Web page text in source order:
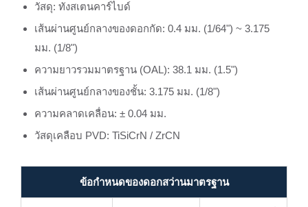
วัสดุ: ทังสเตนคาร์ไบด์
เส้นผ่านศูนย์กลางของดอกกัด: 0.4 มม. (1/64") ~ 3.175
มม. (1/8")
ความยาวรวมมาตรฐาน (OAL): 38.1 มม. (1.5")
เส้นผ่านศูนย์กลางของชั้น: 3.175 มม. (1/8")
ความคลาดเคลื่อน: ± 0.04 มม.
วัสดุเคลือบ PVD: TiSiCrN / ZrCN
ข้อกำหนดของดอกสว่านมาตรฐาน